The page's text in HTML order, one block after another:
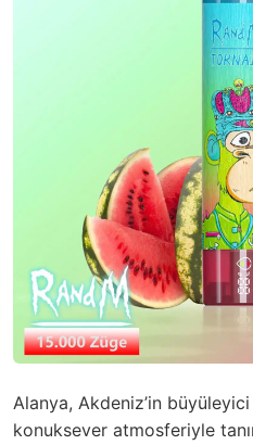
Alanya, Akdeniz’in
konuksever atmosferiyle